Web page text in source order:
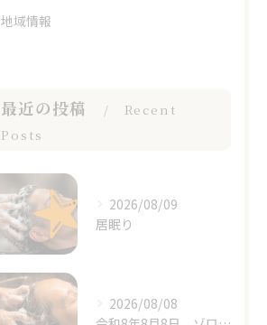
地域情報
最近の投稿
Recent
Posts
2026/08/09
居眠り
2026/08/08